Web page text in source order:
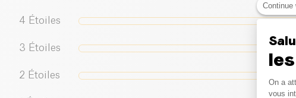
4 Étoiles
3 Étoiles
2 Étoiles
Continue
On a
vous